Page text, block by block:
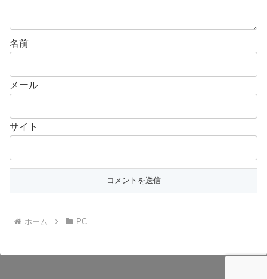
名前
メール
サイト
ホーム PC